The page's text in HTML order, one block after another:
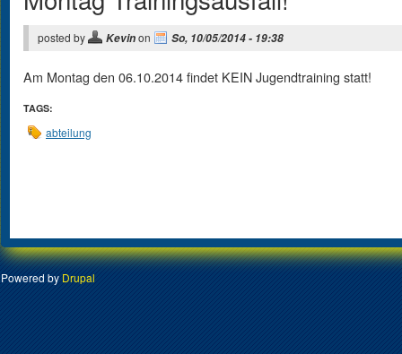
posted by Kevinon So, 10/05/2014 - 19:38
Am Montag den 06.10.2014 findet KEIN Jugendtraining statt!
TAGS:
abteilung
Powered by Drupal